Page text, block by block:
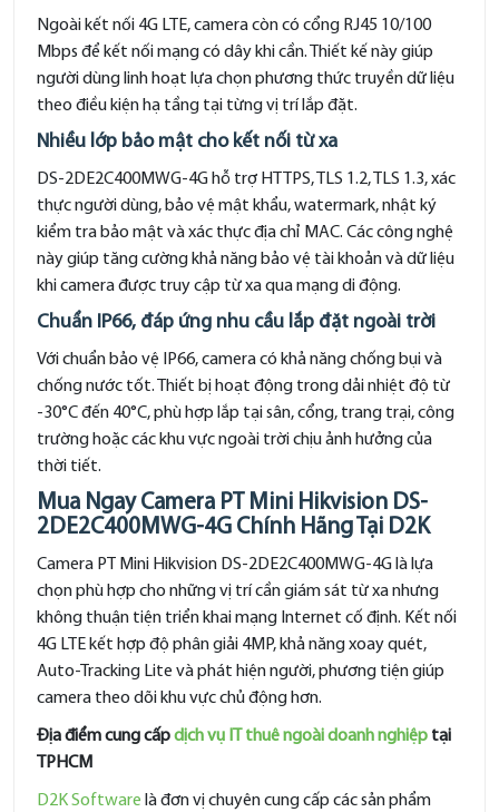
Ngoài kết nối 4G LTE, camera còn có cổng RJ45 10/100
Mbps để kết nối mạng có dây khi cần. Thiết kế này giúp
người dùng linh hoạt lựa chọn phương thức truyền dữ liệu
theo điều kiện hạ tầng tại từng vị trí lắp đặt.
Nhiều lớp bảo mật cho kết nối từ xa
DS-2DE2C400MWG-4G hỗ trợ HTTPS, TLS 1.2, TLS 1.3, xác
thực người dùng, bảo vệ mật khẩu, watermark, nhật ký
kiểm tra bảo mật và xác thực địa chỉ MAC. Các công nghệ
này giúp tăng cường khả năng bảo vệ tài khoản và dữ liệu
khi camera được truy cập từ xa qua mạng di động.
Chuẩn IP66, đáp ứng nhu cầu lắp đặt ngoài trời
Với chuẩn bảo vệ IP66, camera có khả năng chống bụi và
chống nước tốt. Thiết bị hoạt động trong dải nhiệt độ từ
-30°C đến 40°C, phù hợp lắp tại sân, cổng, trang trại, công
trường hoặc các khu vực ngoài trời chịu ảnh hưởng của
thời tiết.
Mua Ngay Camera PT Mini Hikvision DS-
2DE2C400MWG-4G Chính Hãng Tại D2K
Camera PT Mini Hikvision DS-2DE2C400MWG-4G là lựa
chọn phù hợp cho những vị trí cần giám sát từ xa nhưng
không thuận tiện triển khai mạng Internet cố định. Kết nối
4G LTE kết hợp độ phân giải 4MP, khả năng xoay quét,
Auto-Tracking Lite và phát hiện người, phương tiện giúp
camera theo dõi khu vực chủ động hơn.
Địa điểm cung cấpdịch vụ IT thuê ngoài doanh nghiệp tại
TPHCM
D2K Software là đơn vị chuyên cung cấp các sản phẩm